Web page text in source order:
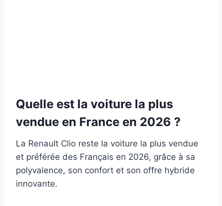
Quelle est la voiture la plus
vendue en France en 2026 ?
La Renault Clio reste la voiture la plus vendue
et préférée des Français en 2026, grâce à sa
polyvalence, son confort et son offre hybride
innovante.